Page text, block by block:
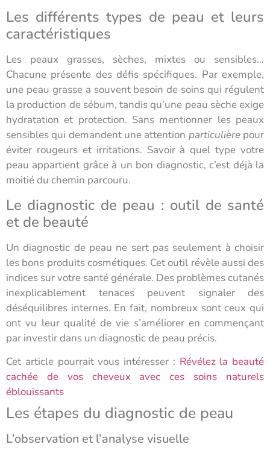
Les différents types de peau et leurs
caractéristiques
Les peaux grasses, sèches, mixtes ou sensibles…
Chacune présente des défis spécifiques. Par exemple,
une peau grasse a souvent besoin de soins qui régulent
la production de sébum, tandis qu’une peau sèche exige
hydratation et protection. Sans mentionner les peaux
sensibles qui demandent une attention particulièrepour
éviter rougeurs et irritations. Savoir à quel type votre
peau appartient grâce à un bon diagnostic, c’est déjà la
moitié du chemin parcouru.
Le diagnostic de peau : outil de santé
et de beauté
Un diagnostic de peau ne sert pas seulement à choisir
les bons produits cosmétiques. Cet outil révèle aussi des
indices sur votre santé générale. Des problèmes cutanés
inexplicablement tenaces peuvent signaler des
déséquilibres internes. En fait, nombreux sont ceux qui
ont vu leur qualité de vie s’améliorer en commençant
par investir dans un diagnostic de peau précis.
Cet article pourrait vous intéresser : Révélez la beauté
cachée de vos cheveux avec ces soins naturels
éblouissants
Les étapes du diagnostic de peau
L’observation et l’analyse visuelle